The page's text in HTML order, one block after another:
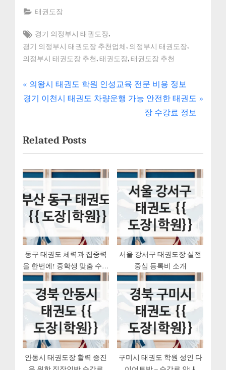
태권도장
Tags:
경기 의정부시 태권도장,
경기 의정부시 태권도장 추천업체, 의정부시 태권도장,
의정부시 태권도장 추천,태권도장,태권도장 추천
글
내
게
이
션
P
r
i
o
u
s
P
o
s
t
:
의왕시 태권도 학원 인성교육 전문 비용 정보
N
t
P
o
s
t
경기 이천시 태권도 차량운행 가능 안전한 태권도
장 수강료 정보
Related Posts
동구 태권도 체력과 집중력
을 한번에! 중학생 맞춤 수련
월회비 및 시간표 안내
서울 강서구 태권도장 실전
중심 등록비 소개
안동시 태권도장 활력 증진
구미시 태권도 학원 성인 다